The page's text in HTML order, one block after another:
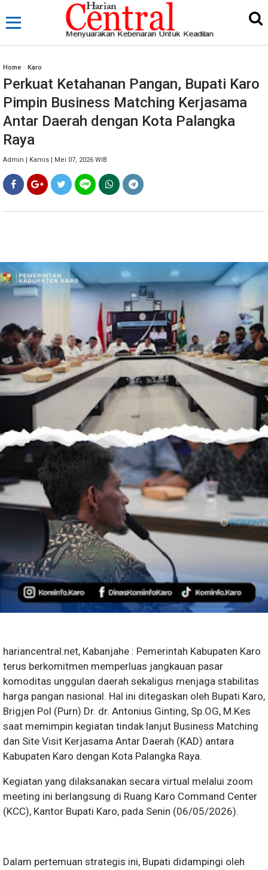
Home » Karo
Perkuat Ketahanan Pangan, Bupati Karo
Pimpin Business Matching Kerjasama
Antar Daerah dengan Kota Palangka
Raya
Admin | Kamis | Mei 07, 2026 WIB
hariancentral.net, ​Kabanjahe : Pemerintah Kabupaten Karo
terus berkomitmen memperluas jangkauan pasar
komoditas unggulan daerah sekaligus menjaga stabilitas
harga pangan nasional. Hal ini ditegaskan oleh Bupati Karo,
Brigjen Pol (Purn) Dr. dr. Antonius Ginting, Sp.OG, M.Kes
saat memimpin kegiatan tindak lanjut Business Matching
dan Site Visit Kerjasama Antar Daerah (KAD) antara
Kabupaten Karo dengan Kota Palangka Raya.
​Kegiatan yang dilaksanakan secara virtual melalui zoom
meeting ini berlangsung di Ruang Karo Command Center
(KCC), Kantor Bupati Karo, pada Senin (06/05/2026).
​Dalam pertemuan strategis ini, Bupati didampingi oleh ​